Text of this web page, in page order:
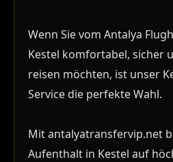
Wenn Sie vom Antalya
Kestel komfortabel, sicher
reisen möchten, ist unser
Service die perfekte Wahl.
Mit antalyatransfervip.net
Aufenthalt in Kestel auf